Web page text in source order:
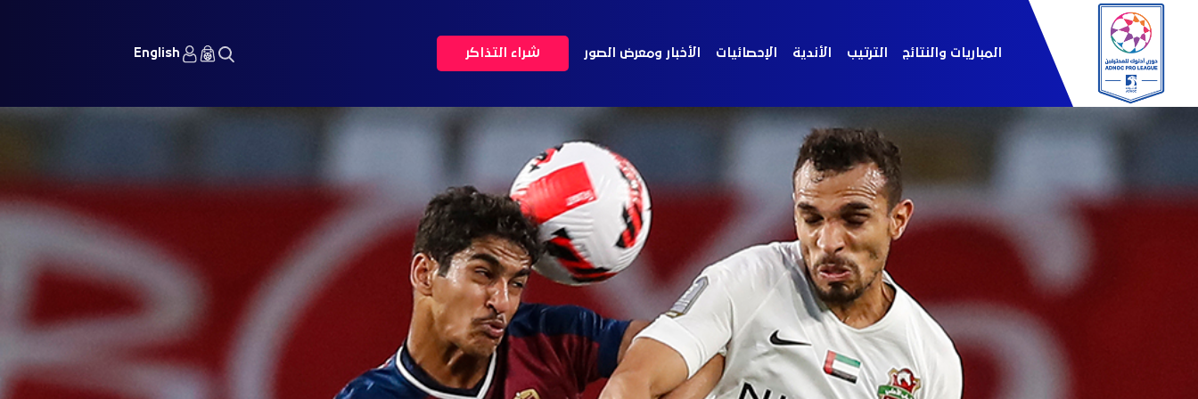
المباريات والنتائج الترتيب الأندية الإحصائيات الأخبار ومعرض الصور شراء التذاكر English